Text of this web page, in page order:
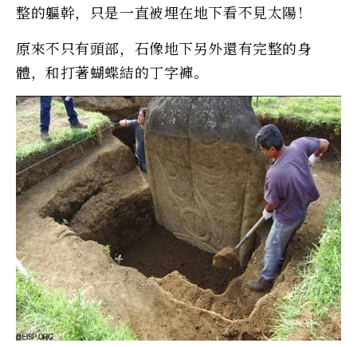
整的軀幹，只是一直被埋在地下看不見太陽！
原來不只有頭部，石像地下另外還有完整的身
體，和打著蝴蝶結的丁字褲。